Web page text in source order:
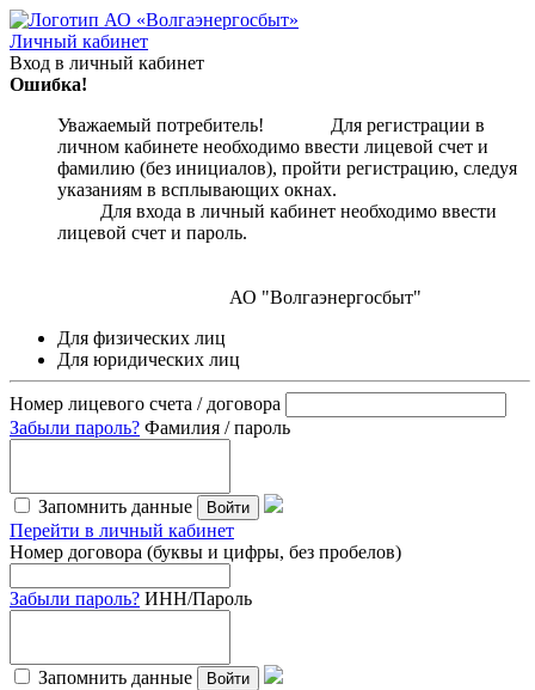
Личный кабинет
Вход в личный кабинет
Ошибка!
Уважаемый потребитель! Для регистрации в
личном кабинете необходимо ввести лицевой счет и
фамилию (без инициалов), пройти регистрацию, следуя
указаниям в всплывающих окнах.
Для входа в личный кабинет необходимо ввести
лицевой счет и пароль.
АО "Волгаэнергосбыт"
Для физических лиц
Для юридических лиц
Номер лицевого счета / договора
Забыли пароль? Фамилия / пароль
Запомнить данные Войти
Перейти в личный кабинет
Номер договора (буквы и цифры, без пробелов)
Забыли пароль? ИНН/Пароль
Запомнить данные Войти